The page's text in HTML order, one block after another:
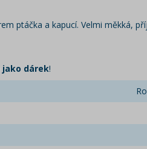
ptáčka a kapucí. Velmi měkká,
jako dárek!